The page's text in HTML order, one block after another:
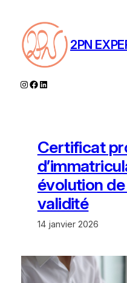
contenu
2PN
Instagram
Facebook
LinkedIn
Certificat
évolution
validité
14 janvier 2026